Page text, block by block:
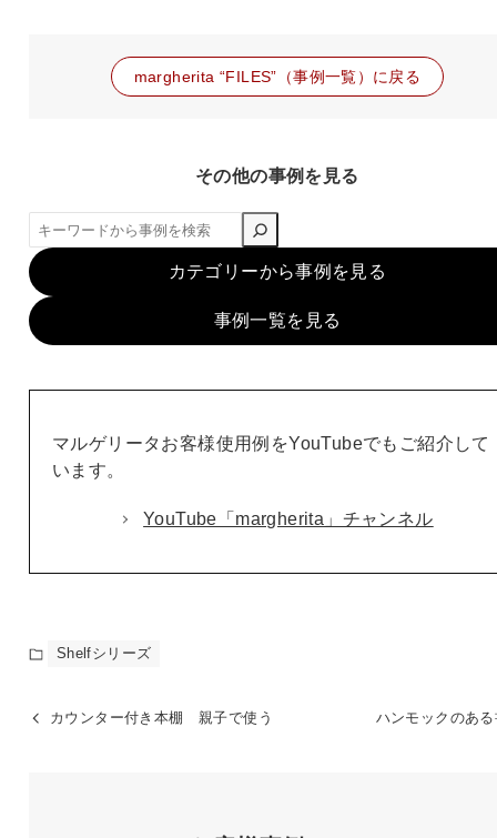
margherita “FILES”（事例一覧）に戻る
その他の事例を見る
検
索
カテゴリーから事例を見る
事例一覧を見る
マルゲリータお客様使用例をYouTubeでもご紹介して
います。
YouTube「margherita」チャンネル
Shelfシリーズ
カウンター付き本棚 親子で使う ハンモックのあ